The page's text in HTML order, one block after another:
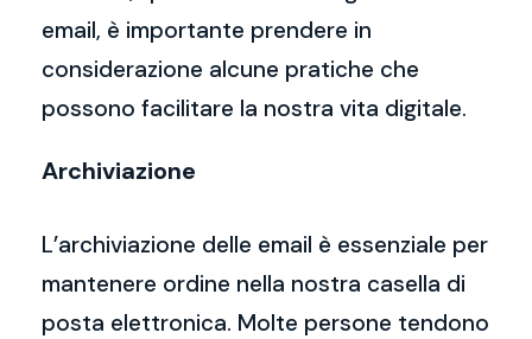
email, è importante prendere in
considerazione alcune pratiche che
possono facilitare la nostra vita digitale.
Archiviazione
L’archiviazione delle email è essenziale per
mantenere ordine nella nostra casella di
posta elettronica. Molte persone tendono